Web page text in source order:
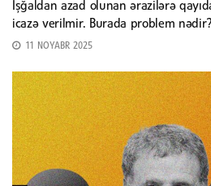
İşğaldan azad olunan ərazilərə
icazə verilmir. Burada problem
11 NOYABR 2025